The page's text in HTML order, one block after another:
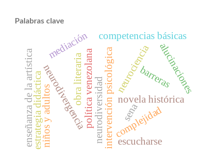
Palabras clave
intervención psicológica
política venezolana
neurodivergencianeurodiversidad
competencias básicas
neurociencia
mediación
estrategia didáctica novela histórica
obra literaria
complejidad
sena
niños y adultos
alucinaciones
enseñanza de la artística barreras
escucharse